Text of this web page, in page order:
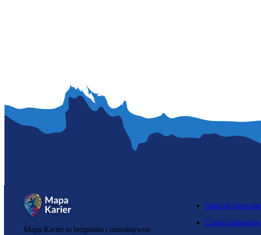
Mapa Karier to bezpłatna i interaktywna
Skąd się biorą
Często